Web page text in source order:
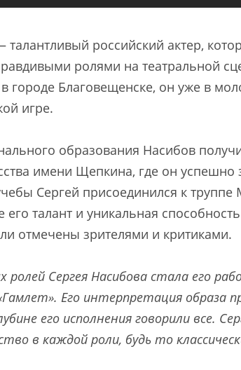
талантливый российский актер,
ролями на театральной
городе Благовещенске, он уже в
игре.
образования Насибов
имени Щепкина, где он успешно
Сергей присоединился к труппе
его талант и уникальная
отмечены зрителями и критиками.
ролей Сергея Насибова стала его
Его интерпретация образа
его исполнения говорили все.
в каждой роли, будь то